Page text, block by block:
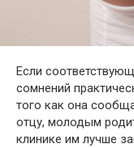
Если
сомнений
того как она
отцу, молодым
клинике им лучше